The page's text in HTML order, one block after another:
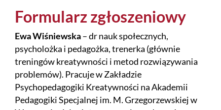
Formularz zgłoszeniowy
Ewa Wiśniewska– dr nauk społecznych,
psycholożka i pedagożka, trenerka (głównie
treningów kreatywności i metod rozwiązywania
problemów). Pracuje w Zakładzie
Psychopedagogiki Kreatywności na Akademii
Pedagogiki Specjalnej im. M. Grzegorzewskiej w